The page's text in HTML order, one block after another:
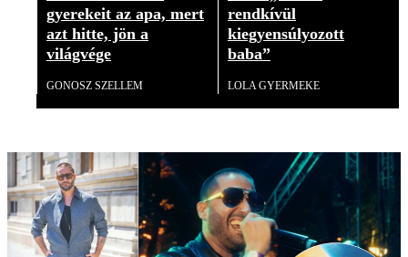
gyerekeit az apa, mert
azt hitte, jön a
világvége
GONOSZ SZELLEM
rendkívül
kiegyensúlyozott
baba”
LOLA GYERMEKE